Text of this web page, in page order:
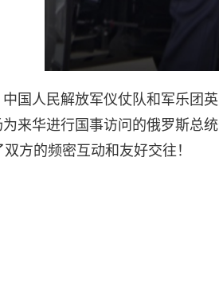
中国人民解放军仪仗队和军乐
来华进行国事访问的俄罗斯总
方的频密互动和友好交往！